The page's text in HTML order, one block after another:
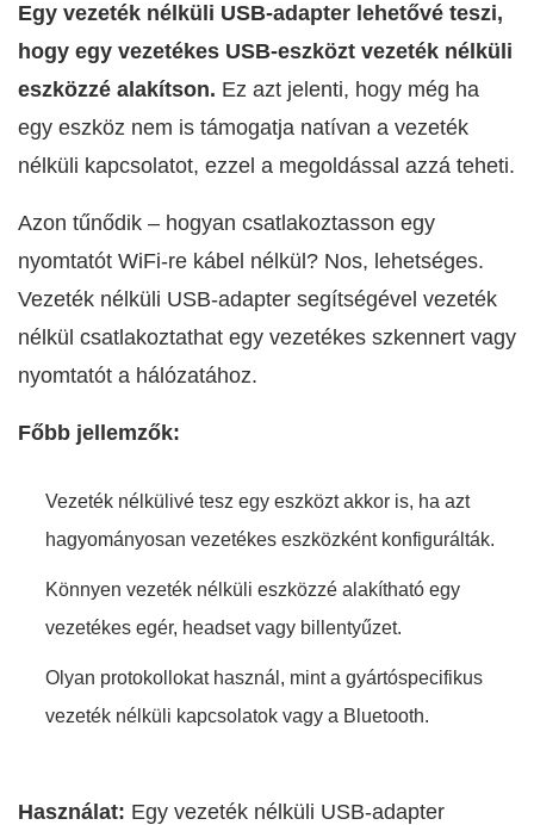
Egy vezeték nélküli USB-adapter lehetővé teszi,
hogy egy vezetékes USB-eszközt vezeték nélküli
eszközzé alakítson. Ez azt jelenti, hogy még ha
egy eszköz nem is támogatja natívan a vezeték
nélküli kapcsolatot, ezzel a megoldással azzá teheti.
Azon tűnődik – hogyan csatlakoztasson egy
nyomtatót WiFi-re kábel nélkül? Nos, lehetséges.
Vezeték nélküli USB-adapter segítségével vezeték
nélkül csatlakoztathat egy vezetékes szkennert vagy
nyomtatót a hálózatához.
Főbb jellemzők:
Vezeték nélkülivé tesz egy eszközt akkor is, ha azt
hagyományosan vezetékes eszközként konfigurálták.
Könnyen vezeték nélküli eszközzé alakítható egy
vezetékes egér, headset vagy billentyűzet.
Olyan protokollokat használ, mint a gyártóspecifikus
vezeték nélküli kapcsolatok vagy a Bluetooth.
Használat: Egy vezeték nélküli USB-adapter